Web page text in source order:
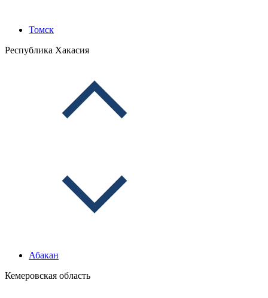
Томск
Республика Хакасия
Абакан
Кемеровская область